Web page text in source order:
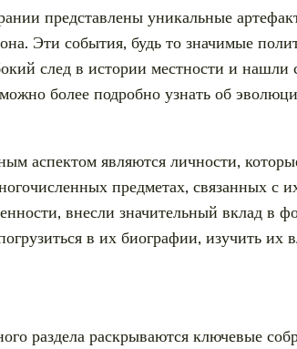
представлены уникальные
Эти события, будь то значимые
след в истории местности и
более подробно узнать об
аспектом являются личности,
предметах, связанных с
внесли значительный вклад в
в их биографии, изучить
раздела раскрываются ключевые